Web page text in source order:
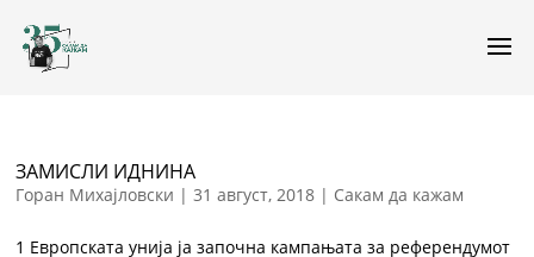
ЗАМИСЛИ ИДНИНА
Горан Михајловски |31 август, 2018 | Сакам да кажам
1 Европската унија ја започна кампањата за референдумот